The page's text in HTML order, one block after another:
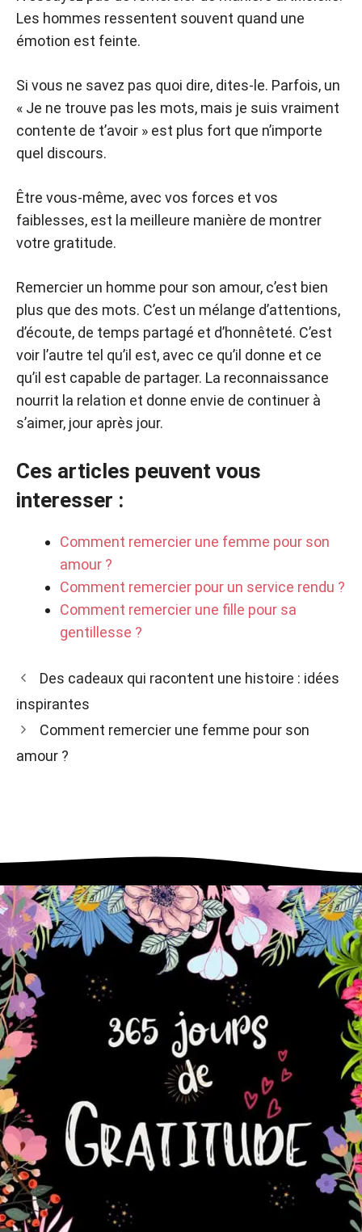
Les hommes ressentent souvent quand une
émotion est feinte.
Si vous ne savez pas quoi dire, dites-le. Parfois, un
« Je ne trouve pas les mots, mais je suis vraiment
contente de t’avoir » est plus fort que n’importe
quel discours.
Être vous-même, avec vos forces et vos
faiblesses, est la meilleure manière de montrer
votre gratitude.
Remercier un homme pour son amour, c’est bien
plus que des mots. C’est un mélange d’attentions,
d’écoute, de temps partagé et d’honnêteté. C’est
voir l’autre tel qu’il est, avec ce qu’il donne et ce
qu’il est capable de partager. La reconnaissance
nourrit la relation et donne envie de continuer à
s’aimer, jour après jour.
Ces articles peuvent vous
interesser :
Comment remercier une femme pour son
amour ?
Comment remercier pour un service rendu ?
Comment remercier une fille pour sa
gentillesse ?
Des cadeaux qui racontent une histoire : idées
inspirantes
Comment remercier une femme pour son
amour ?